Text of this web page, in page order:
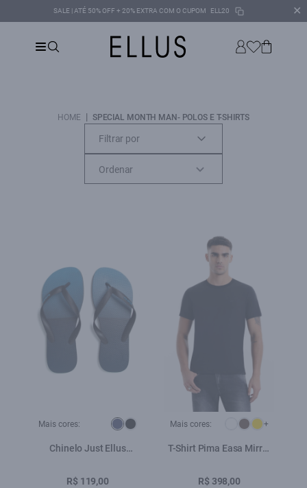
SALE | ATÉ 50% OFF + 20% EXTRA COM O CUPOM ELL20 ✕
HOME | SPECIAL MONTH MAN- POLOS E T-SHIRTS
Filtrar por
Mais cores:
Chinelo Just Ellus
R$ 119,00
Mais cores: +
T-Shirt Pima Easa Mirror
R$ 398,00